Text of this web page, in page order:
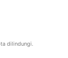
dilindungi.